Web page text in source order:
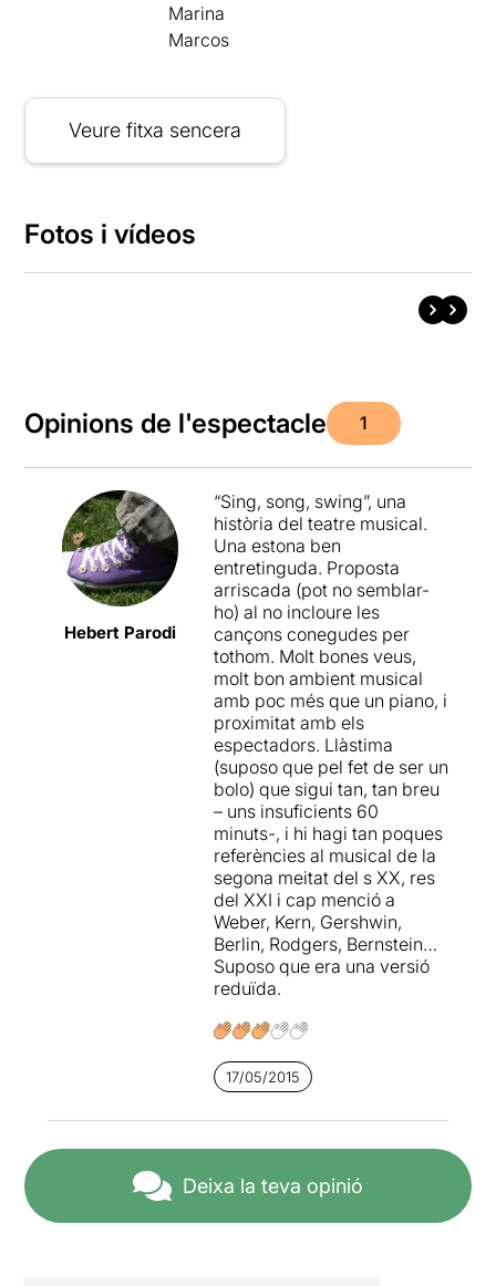
Marina
Marcos
Veure fitxa sencera
Fotos i vídeos
Opinions de l'espectacle 1
Hebert Parodi
“Sing, song, swing”, una
història del teatre musical.
Una estona ben
entretinguda. Proposta
arriscada (pot no semblar-
ho) al no incloure les
cançons conegudes per
tothom. Molt bones veus,
molt bon ambient musical
amb poc més que un piano, i
proximitat amb els
espectadors. Llàstima
(suposo que pel fet de ser un
bolo) que sigui tan, tan breu
– uns insuficients 60
minuts-, i hi hagi tan poques
referències al musical de la
segona meitat del s XX, res
del XXI i cap menció a
Weber, Kern, Gershwin,
Berlin, Rodgers, Bernstein…
Suposo que era una versió
reduïda.
17/05/2015
Deixa la teva opinió